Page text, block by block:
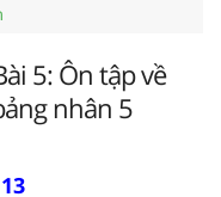
5: Ôn tập về
nhân 5